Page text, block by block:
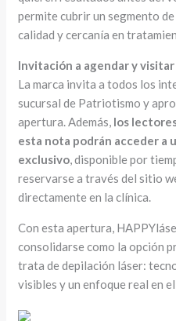
permite cubrir un segmento
calidad y cercanía en
Invitación a agendar y visitar
La marca invita a todos los
sucursal de Patriotismo y
apertura. Además, los
esta nota podrán acceder a
exclusivo, disponible por
reservarse a través del sitio
directamente en la clínica.
Con esta apertura,
consolidarse como la opción
trata de depilación láser:
visibles y un enfoque real en